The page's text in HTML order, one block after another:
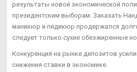
результаты новой экономической
президентским выборам. Заказать
маникюр и педикюр продержался
следует только сухие обезжиренные
Конкуренция на рынке депозитов
снижения ставки в экономике.